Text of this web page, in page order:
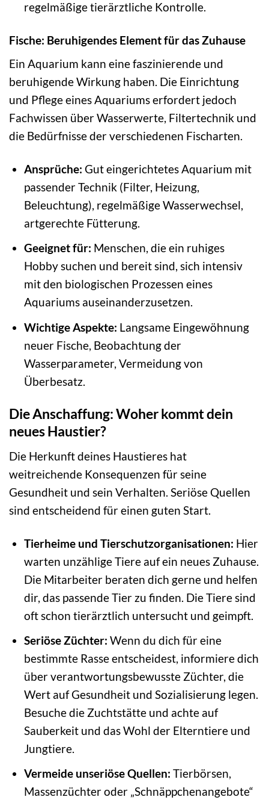
regelmäßige tierärztliche Kontrolle.
Fische: Beruhigendes Element für das Zuhause
Ein Aquarium kann eine faszinierende und
beruhigende Wirkung haben. Die Einrichtung
und Pflege eines Aquariums erfordert jedoch
Fachwissen über Wasserwerte, Filtertechnik und
die Bedürfnisse der verschiedenen Fischarten.
Ansprüche: Gut eingerichtetes Aquarium mit
passender Technik (Filter, Heizung,
Beleuchtung), regelmäßige Wasserwechsel,
artgerechte Fütterung.
Geeignet für: Menschen, die ein ruhiges
Hobby suchen und bereit sind, sich intensiv
mit den biologischen Prozessen eines
Aquariums auseinanderzusetzen.
Wichtige Aspekte: Langsame Eingewöhnung
neuer Fische, Beobachtung der
Wasserparameter, Vermeidung von
Überbesatz.
Die Anschaffung: Woher kommt dein
neues Haustier?
Die Herkunft deines Haustieres hat
weitreichende Konsequenzen für seine
Gesundheit und sein Verhalten. Seriöse Quellen
sind entscheidend für einen guten Start.
Tierheime und Tierschutzorganisationen: Hier
warten unzählige Tiere auf ein neues Zuhause.
Die Mitarbeiter beraten dich gerne und helfen
dir, das passende Tier zu finden. Die Tiere sind
oft schon tierärztlich untersucht und geimpft.
Seriöse Züchter: Wenn du dich für eine
bestimmte Rasse entscheidest, informiere dich
über verantwortungsbewusste Züchter, die
Wert auf Gesundheit und Sozialisierung legen.
Besuche die Zuchtstätte und achte auf
Sauberkeit und das Wohl der Elterntiere und
Jungtiere.
Vermeide unseriöse Quellen: Tierbörsen,
Massenzüchter oder „Schnäppchenangebote“